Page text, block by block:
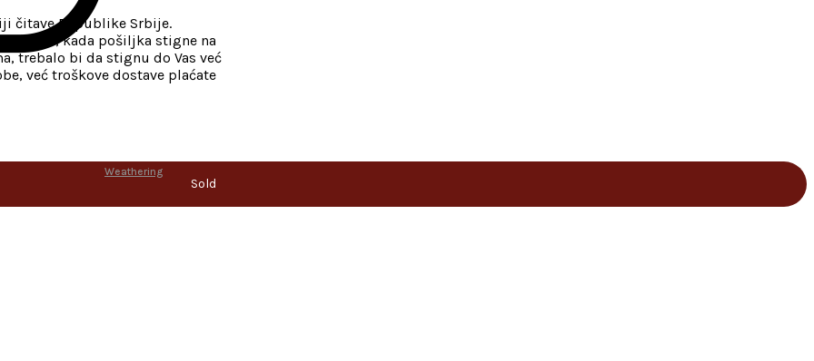
Weathering
čitave Republike Srbije.
kada pošiljka stigne na
trebalo bi da stignu do Vas već
već troškove dostave plaćate
Sold